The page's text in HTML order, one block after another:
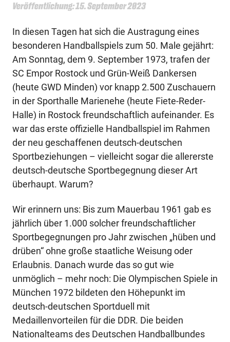
Veröffentlichung: 15. September 2023
In diesen Tagen hat sich die Austragung eines
besonderen Handballspiels zum 50. Male gejährt:
Am Sonntag, dem 9. September 1973, trafen der
SC Empor Rostock und Grün-Weiß Dankersen
(heute GWD Minden) vor knapp 2.500 Zuschauern
in der Sporthalle Marienehe (heute Fiete-Reder-
Halle) in Rostock freundschaftlich aufeinander. Es
war das erste offizielle Handballspiel im Rahmen
der neu geschaffenen deutsch-deutschen
Sportbeziehungen – vielleicht sogar die allererste
deutsch-deutsche Sportbegegnung dieser Art
überhaupt. Warum?
Wir erinnern uns: Bis zum Mauerbau 1961 gab es
jährlich über 1.000 solcher freundschaftlicher
Sportbegegnungen pro Jahr zwischen „hüben und
drüben“ ohne große staatliche Weisung oder
Erlaubnis. Danach wurde das so gut wie
unmöglich – mehr noch: Die Olympischen Spiele in
München 1972 bildeten den Höhepunkt im
deutsch-deutschen Sportduell mit
Medaillenvorteilen für die DDR. Die beiden
Nationalteams des Deutschen Handballbundes